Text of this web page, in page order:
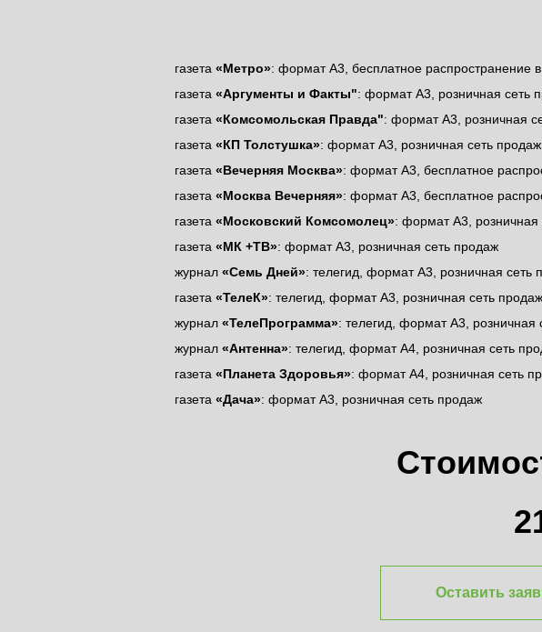
газета «Метро»: формат А3, бесплатное распространение
газета «Аргументы и Факты": формат А3, розничная сеть
газета «Комсомольская Правда": формат А3, розничная
газета «КП Толстушка»: формат А3, розничная сеть продаж
газета «Вечерняя Москва»: формат А3, бесплатное
газета «Москва Вечерняя»: формат А3, бесплатное
газета «Московский Комсомолец»: формат А3, розничная
газета «МК +ТВ»: формат А3, розничная сеть продаж
журнал «Семь Дней»: телегид, формат А3, розничная сеть
газета «ТелеК»: телегид, формат А3, розничная сеть продаж
журнал «ТелеПрограмма»: телегид, формат А3, розничная
журнал «Антенна»: телегид, формат А4, розничная сеть
газета «Планета Здоровья»: формат А4, розничная сеть
газета «Дача»: формат А3, розничная сеть продаж
Оставить